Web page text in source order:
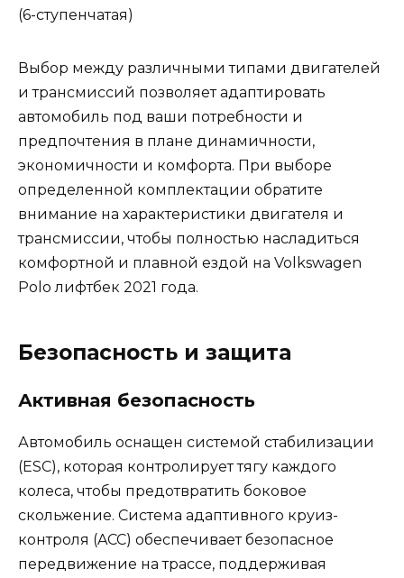
(6-ступенчатая)
Выбор между различными типами двигателей
и трансмиссий позволяет адаптировать
автомобиль под ваши потребности и
предпочтения в плане динамичности,
экономичности и комфорта. При выборе
определенной комплектации обратите
внимание на характеристики двигателя и
трансмиссии, чтобы полностью насладиться
комфортной и плавной ездой на Volkswagen
Polo лифтбек 2021 года.
Безопасность и защита
Активная безопасность
Автомобиль оснащен системой стабилизации
(ESC), которая контролирует тягу каждого
колеса, чтобы предотвратить боковое
скольжение. Система адаптивного круиз-
контроля (ACC) обеспечивает безопасное
передвижение на трассе, поддерживая